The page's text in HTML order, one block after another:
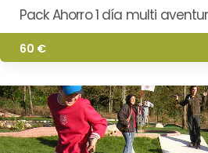
Pack Ahorro 1 día multi
60 €